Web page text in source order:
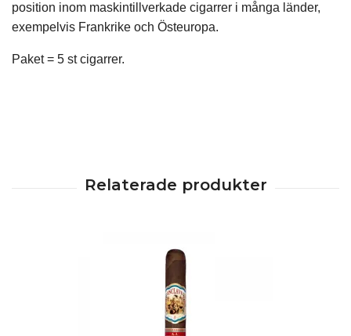
position inom maskintillverkade cigarrer i många länder,
exempelvis Frankrike och Östeuropa.
Paket = 5 st cigarrer.